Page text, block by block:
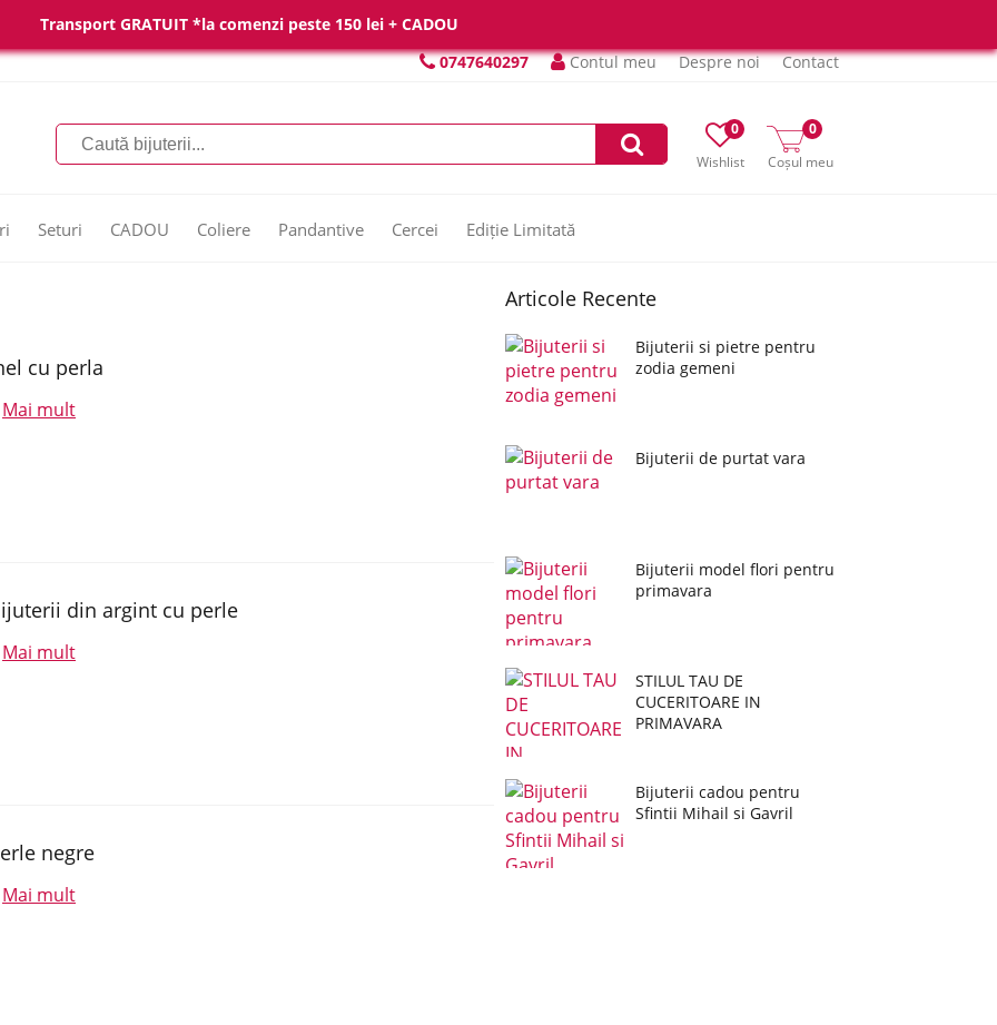
Transport GRATUIT *la comenzi peste 150 lei + CADOU
0747640297
Contul meu Despre noi Contact
Wishlist
0
Coșul meu
0
Seturi CADOU Coliere Pandantive Cercei Ediție Limitată
cu perla
Mai mult
din argint cu perle
Mai mult
negre
Mai mult
Articole Recente
Bijuterii si pietre pentru
zodia gemeni
Bijuterii de purtat vara
Bijuterii model flori pentru
primavara
STILUL TAU DE
CUCERITOARE IN
PRIMAVARA
Bijuterii cadou pentru
Sfintii Mihail si Gavril